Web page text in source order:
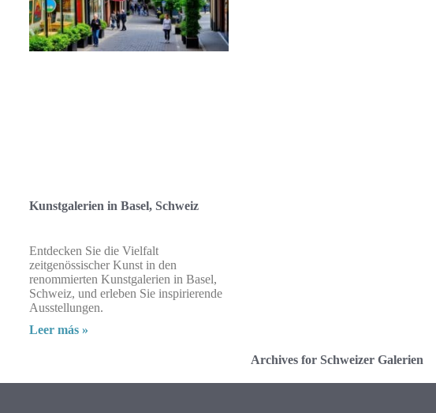
Kunstgalerien in Basel, Schweiz
Entdecken Sie die Vielfalt
zeitgenössischer Kunst in den
renommierten Kunstgalerien in Basel,
Schweiz, und erleben Sie inspirierende
Ausstellungen.
Leer más »
Archives for Schweizer Galerien